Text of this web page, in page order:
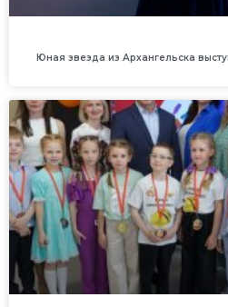
Юная звезда из Архангельска